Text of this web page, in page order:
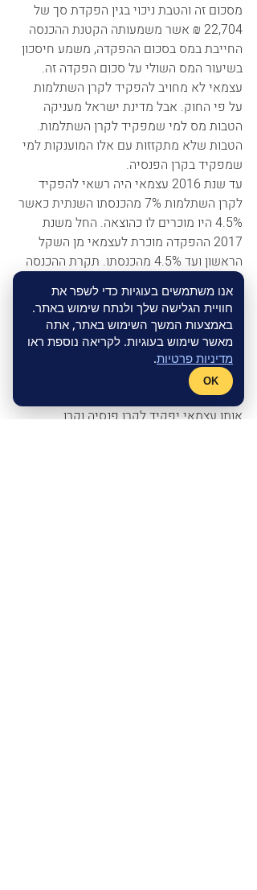
אנו משתמשים בעוגיות כדי לשפר את
חוויית הגלישה שלך ולנתח שימוש באתר.
באמצעות המשך השימוש באתר, אתה
מאשר שימוש בעוגיות. לקריאה נוספת ראו
מדיניות פרטיות.
OK
מסכום זה והטבת ניכוי בגין הפקדת סך של
22,704 ₪ אשר משמעותה הקטנת ההכנסה
החייבת במס בסכום ההפקדה, משמע חיסכון
בשיעור המס השולי על סכום הפקדה זה.
עצמאי לא מחויב להפקיד לקרן השתלמות
על פי החוק. אבל מדינת ישראל מעניקה
הטבות מס למי שמפקיד לקרן השתלמות.
הטבות שלא מתקזזות עם אלו המוענקות למי
שמפקיד בקרן הפנסיה.
עד שנת 2016 עצמאי היה רשאי להפקיד
לקרן השתלמות 7% מהכנסתו השנתית כאשר
4.5% היו מוכרים לו כהוצאה. החל משנת
2017 ההפקדה מוכרת לעצמאי מן השקל
הראשון ועד 4.5% מהכנסתו. תקרת ההכנסה
לעצמאי המפקיד בשנת 2017 לקרן
השתלמות היא 260,000 ₪ כאשר שיעור
משמע סכום ההפקדה המרבי הוא 11,700 ₪.
החכם הוא עצמאי הרואה פני עתיד, אשר
הציב לו למטרה לשמר את רמת חיו גם
בפנסיה כפי שהייתה במהלך שנות העבודה.
אותו עצמאי יפקיד לקרן פנסיה וקרן